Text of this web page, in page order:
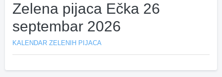
Zelena pijaca Ečka 26
septembar 2026
KALENDAR ZELENIH PIJACA